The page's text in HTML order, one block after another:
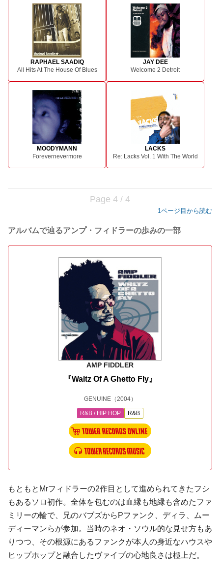
RAPHAEL SAADIQ
All Hits At The House Of Blues
JAY DEE
Welcome 2 Detroit
MOODYMANN
Forevernevermore
LACKS
Re: Lacks Vol. 1 With The World
Page 4 / 4
1ページ目から読む
アルバムで辿るアンプ・フィドラーの歩みの一部
AMP FIDDLER
『Waltz Of A Ghetto Fly』
GENUINE（2004）
R&B / HIP HOP R&B
もともとMrフィドラーの2作目として進められてきたフシ
もあるソロ初作。全体を包むのは血縁も地縁も含めたファ
ミリーの輪で、兄のバブズからPファンク、ディラ、ムー
ディーマンらが参加。当時のネオ・ソウル的な見せ方もあ
りつつ、その根源にあるファンクが本人の身近なハウスや
ヒップホップと融合したヴァイブの心地良さは極上だ。